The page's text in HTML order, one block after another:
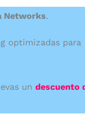
Networks.
optimizadas para
un descuento